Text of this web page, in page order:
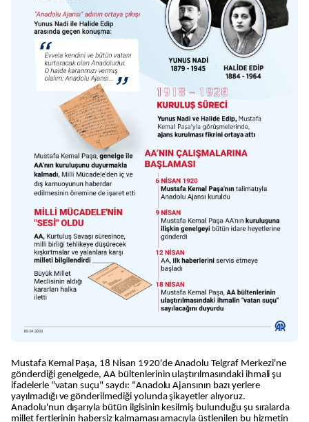
Mustafa Kemal Paşa, 18 Nisan 1920'de Anadolu Telgraf Merkezi'ne
gönderdiği genelgede, AA bültenlerinin ulaştırılmasındaki ihmali şu
ifadelerle "vatan suçu" saydı: "Anadolu Ajansının bazı yerlere
yayılmadığı ve gönderilmediği yolunda şikayetler alıyoruz.
Anadolu'nun dışarıyla bütün ilgisinin kesilmiş bulunduğu şu sıralarda
millet fertlerinin habersiz kalmaması amacıyla üstlenilen bu hizmetin